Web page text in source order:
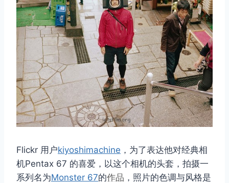
Flickr 用户kiyoshimachine ，为了表达他对经典相
机Pentax 67 的喜爱，以这个相机的头套，拍摄一
系列名为Monster 67的作品 ，照片的色调与风格是